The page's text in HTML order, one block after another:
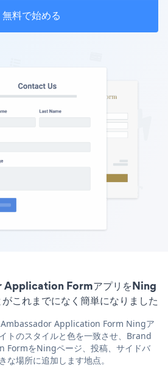
無料で始める
FormアプリをNing
これまでになく簡単になりました
Application Form Ningア
トのスタイルと色を一致させ、Brand
をNingページ、投稿、サイドバ
な場所に追加します地点。